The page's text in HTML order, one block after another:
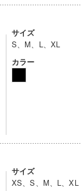
サイズ
S、M、L、XL
カラー
サイズ
XS、S、M、L、XL